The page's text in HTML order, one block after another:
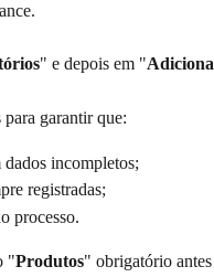
" e depois em "
garantir que:
incompletos;
registradas;
processo.
"Produtos" obrigatório